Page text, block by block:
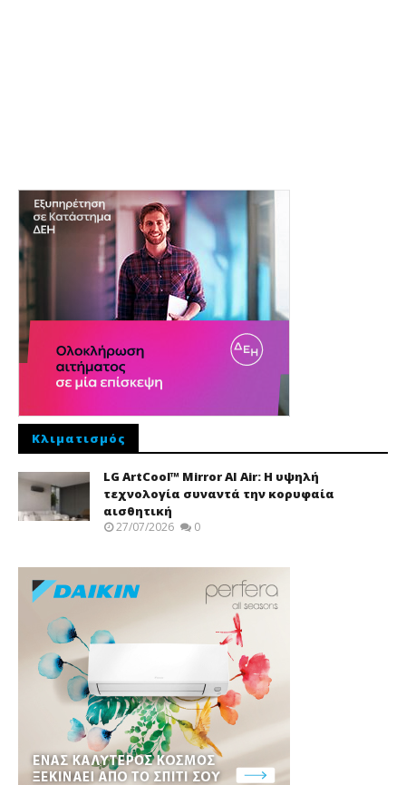
Κλιματισμός
LG ArtCool™ Mirror AI Air: Η υψηλή
τεχνολογία συναντά την κορυφαία
αισθητική
27/07/2026 0